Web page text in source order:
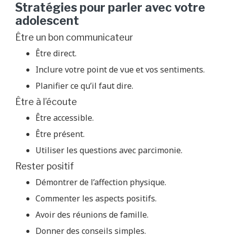
Stratégies pour parler avec votre
adolescent
Être un bon communicateur
Être direct.
Inclure votre point de vue et vos sentiments.
Planifier ce qu’il faut dire.
Être à l’écoute
Être accessible.
Être présent.
Utiliser les questions avec parcimonie.
Rester positif
Démontrer de l’affection physique.
Commenter les aspects positifs.
Avoir des réunions de famille.
Donner des conseils simples.